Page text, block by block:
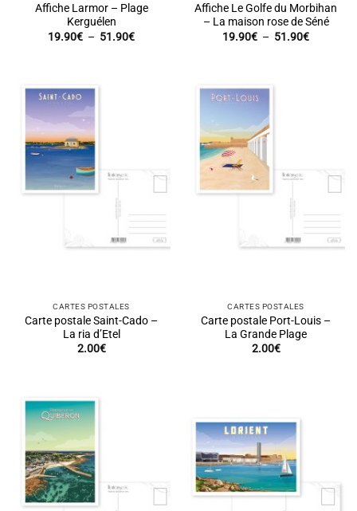
Affiche Larmor – Plage
Kerguélen
19.90€ – 51.90€Plage
Affiche Le Golfe du Morbihan
– La maison rose de Séné
19.90€ – 51.90€Plage
CARTES POSTALES
Carte postale Saint-Cado –
La ria d’Etel
2.00€
CARTES POSTALES
Carte postale Port-Louis –
La Grande Plage
2.00€